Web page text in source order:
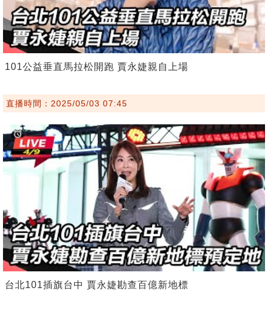
101公益垂直馬拉松開跑 賈永婕親自上場
直播時間：2025/05/03 07:45
台北101插旗台中 賈永婕勘查百億新地標